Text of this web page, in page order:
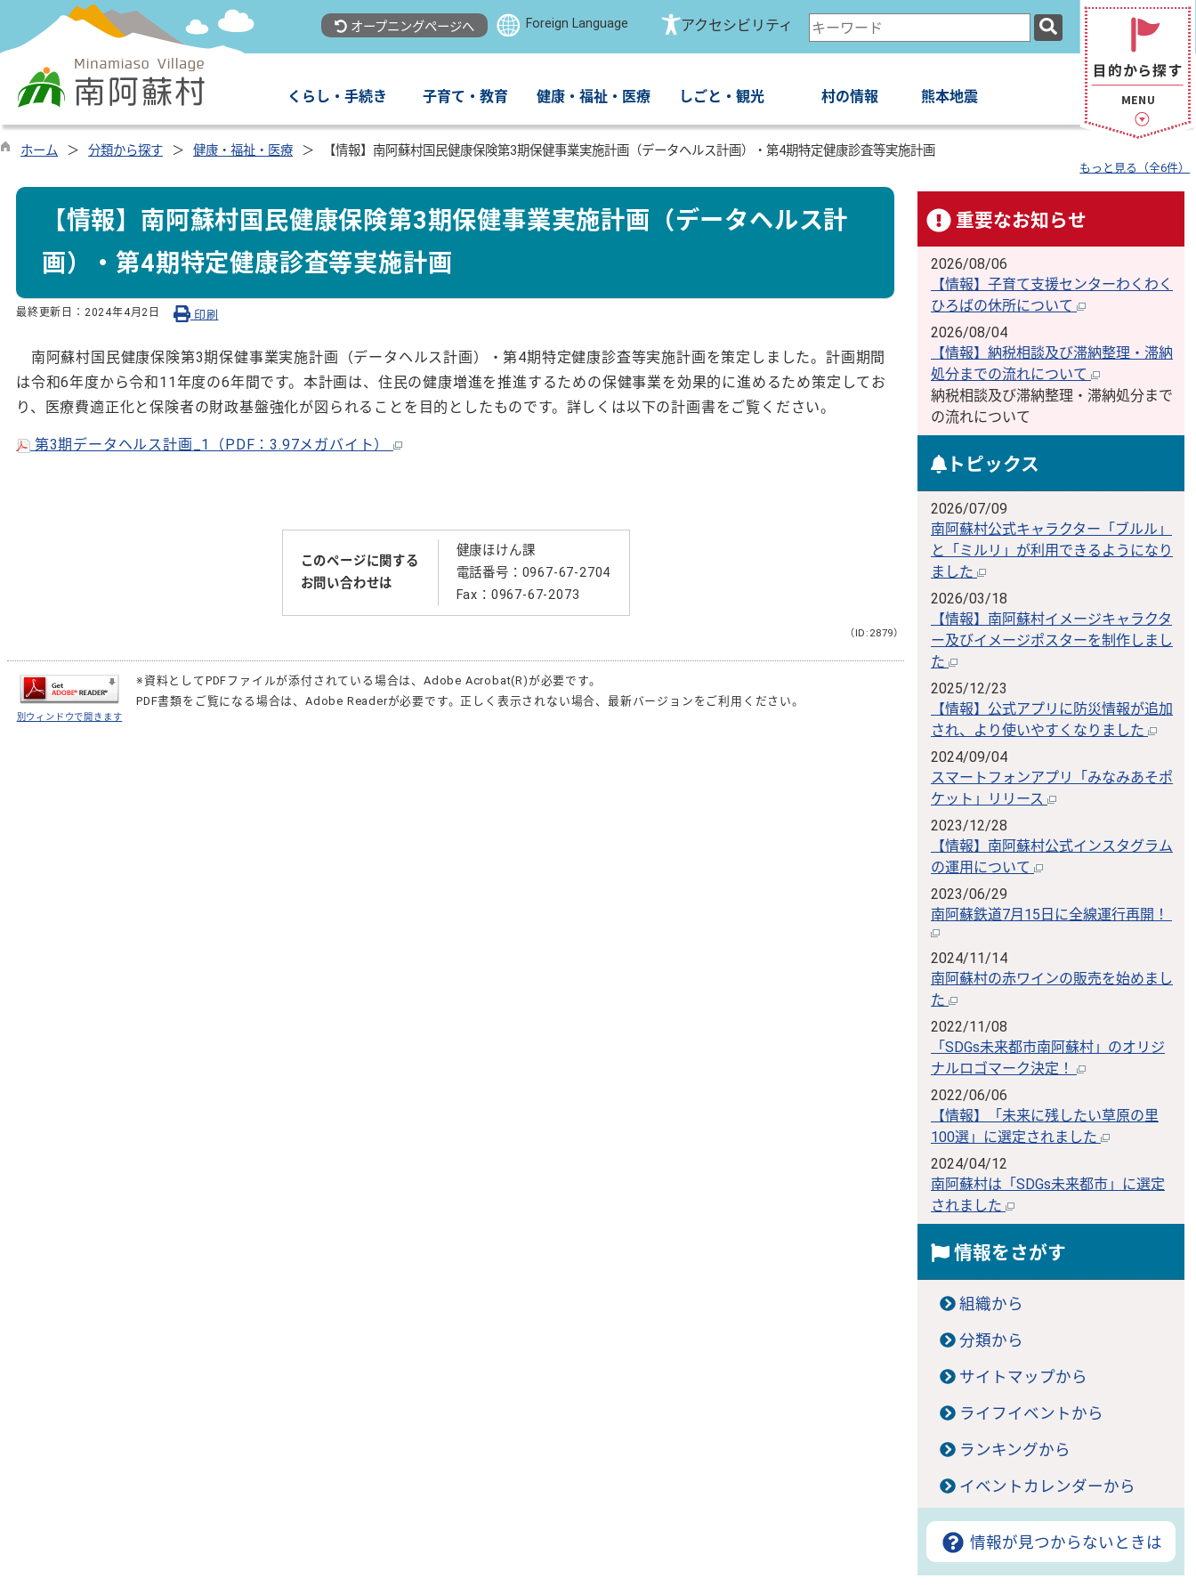
オープニングページへ Foreign Language アクセシビリティ
検
索
ー
ー
ド
くらし・手続き 子育て・教育 健康・福祉・医療 しごと・観光 村の情報 熊本地震
ホーム 分類から探す 健康・福祉・医療 【情報】南阿蘇村国民健康保険第3期保健事業実施計画（データヘルス計画）・第4期特定健康診査等実施計画
もっと見る（全6件）
【情報】南阿蘇村国民健康保険第3期保健事業実施計画（データヘルス計
画）・第4期特定健康診査等実施計画
最終更新日： 2024年4月2日 印刷
南阿蘇村国民健康保険第3期保健事業実施計画（データヘルス計画）・第4期特定健康診査等実施計画を策定しました。計画期間
は令和6年度から令和11年度の6年間です。本計画は、住民の健康増進を推進するための保健事業を効果的に進めるため策定してお
り、医療費適正化と保険者の財政基盤強化が図られることを目的としたものです。詳しくは以下の計画書をご覧ください。
第3期データヘルス計画_1（PDF：3.97メガバイト）
このページに関する
お問い合わせは
健康ほけん課
電話番号：0967-67-2704
Fax：0967-67-2073
（ID:2879）
別ウィンドウで開きます
※資料としてPDFファイルが添付されている場合は、Adobe Acrobat(R)が必要です。
PDF書類をご覧になる場合は、Adobe Readerが必要です。正しく表示されない場合、最新バージョンをご利用ください。
重要なお知らせ
2026/08/06
【情報】子育て支援センターわくわく
ひろばの休所について
2026/08/04
【情報】納税相談及び滞納整理・滞納
処分までの流れについて
納税相談及び滞納整理・滞納処分まで
の流れについて
トピックス
2026/07/09
南阿蘇村公式キャラクター「ブルル」
と「ミルリ」が利用できるようになり
ました
2026/03/18
【情報】南阿蘇村イメージキャラクタ
ー及びイメージポスターを制作しまし
た
2025/12/23
【情報】公式アプリに防災情報が追加
され、より使いやすくなりました
2024/09/04
スマートフォンアプリ「みなみあそポ
ケット」リリース
2023/12/28
【情報】南阿蘇村公式インスタグラム
の運用について
2023/06/29
南阿蘇鉄道7月15日に全線運行再開！
2024/11/14
南阿蘇村の赤ワインの販売を始めまし
た
2022/11/08
「SDGs未来都市南阿蘇村」のオリジ
ナルロゴマーク決定！
2022/06/06
【情報】「未来に残したい草原の里
100選」に選定されました
2024/04/12
南阿蘇村は「SDGs未来都市」に選定
されました
情報をさがす
組織から
分類から
サイトマップから
ライフイベントから
ランキングから
イベントカレンダーから
情報が見つからないときは